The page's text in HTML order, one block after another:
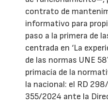
contrato de
informativo para
paso a la primera de
centrada en ‘La
de las normas UNE
primacía de la
la nacional: el RD
355/2024 ante la